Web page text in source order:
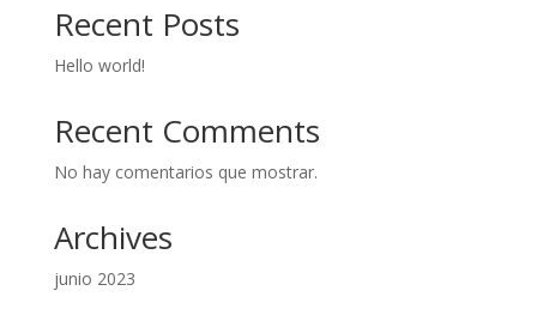
Recent Posts
Hello world!
Recent Comments
No hay comentarios que mostrar.
Archives
junio 2023